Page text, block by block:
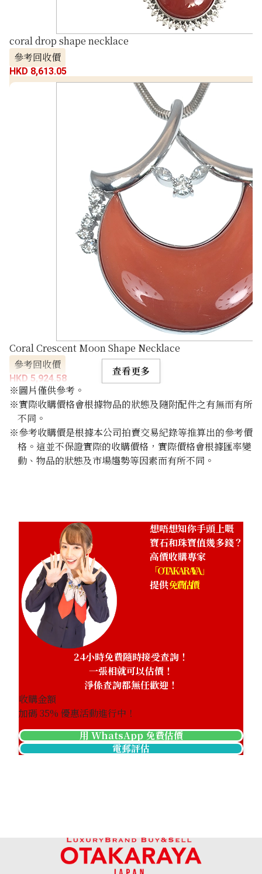
coral drop shape necklace
參考回收價
HKD 8,613.05
Coral Crescent Moon Shape Necklace
參考回收價
HKD 5,924.58
查看更多
※圖片僅供參考。
※實際收購價格會根據物品的狀態及隨附配件之有無而有所
不同。
※參考收購價是根據本公司拍賣交易紀錄等推算出的參考價
格。這並不保證實際的收購價格，實際價格會根據匯率變
動、物品的狀態及市場趨勢等因素而有所不同。
想唔想知你手頭上嘅
寶石和珠寶值幾多錢？
高價收購專家
「OTAKARAYA」
提供免費估價
24小時免費隨時接受查詢！
一張相就可以估價！
淨係查詢都無任歡迎！
收購金額
加碼35% 優惠活動進行中！
用 WhatsApp 免費估價
電郵評估